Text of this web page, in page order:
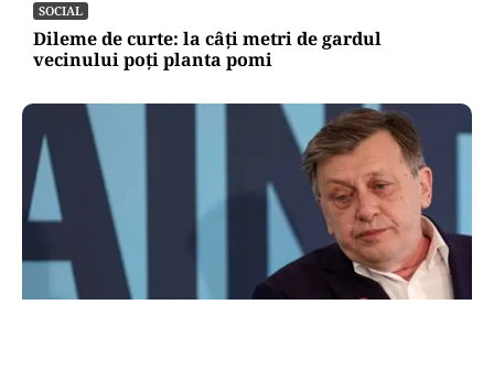
SOCIAL
Dileme de curte: la câți metri de gardul
vecinului poți planta pomi